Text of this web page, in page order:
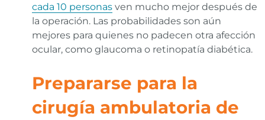
cada 10 personasven mucho mejor después de
la operación. Las probabilidades son aún
mejores para quienes no padecen otra afección
ocular, como glaucoma o retinopatía diabética.
Prepararse para la
cirugía ambulatoria de